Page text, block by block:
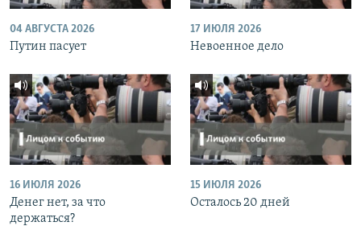
04 АВГУСТА 2026
Путин пасует
17 ИЮЛЯ 2026
Невоенное дело
16 ИЮЛЯ 2026
Денег нет, за что
держаться?
15 ИЮЛЯ 2026
Осталось 20 дней